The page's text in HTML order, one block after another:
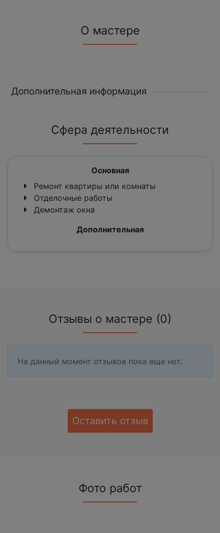
О мастере
Дополнительная информация
Сфера деятельности
Основная
Ремонт квартиры или комнаты
Отделочные работы
Демонтаж окна
Дополнительная
Отзывы о мастере (0)
На данный момент отзывов пока еще нет.
Оставить отзыв
Фото работ